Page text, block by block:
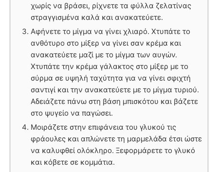
χωρίς να βράσει, ρίχνετε τα φύλλα ζελατίνας
στραγγισμένα καλά και ανακατεύετε.
Αφήνετε το μίγμα να γίνει χλιαρό. Χτυπάτε το
ανθότυρο στο μίξερ να γίνει σαν κρέμα και
ανακατεύετε μαζί με το μίγμα των αυγών.
Χτυπάτε την κρέμα γάλακτος στο μίξερ με το
σύρμα σε υψηλή ταχύτητα για να γίνει σφιχτή
σαντιγί και την ανακατεύετε με το μίγμα τυριού.
Αδειάζετε πάνω στη βάση μπισκότου και βάζετε
στο ψυγείο να παγώσει.
Μοιράζετε στην επιφάνεια του γλυκού τις
φράουλες και απλώνετε τη μαρμελάδα έτσι ώστε
να καλυφθεί ολόκληρο. Ξεφορμάρετε το γλυκό
και κόβετε σε κομμάτια.